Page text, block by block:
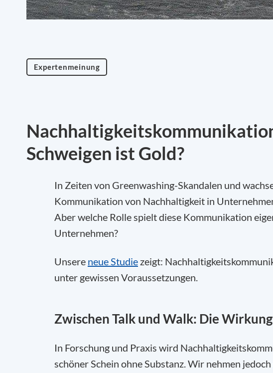
Expertenmeinung
Schweigen ist Gold?
In Zeiten von Greenwashing-Skandalen und
Kommunikation von Nachhaltigkeit in
Aber welche Rolle spielt diese Kommunikation
Unternehmen?
Unsere neue Studie zeigt:
unter gewissen Voraussetzungen.
Zwischen Talk und Walk: Die
In Forschung und Praxis wird
schöner Schein ohne Substanz. Wir nehmen